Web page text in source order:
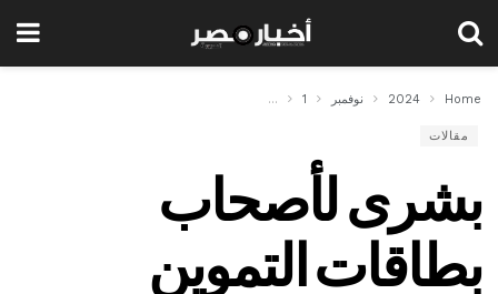
Home
2024 نوفمبر 1 بشرى لأصحاب بطاقات التموين المتوقفة| إجراءات
مقالات
بشرى لأصحاب
بطاقات التموين